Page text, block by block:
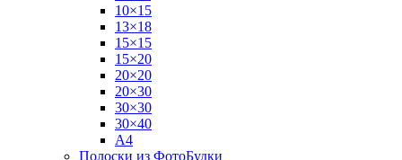
10×15
13×18
15×15
15×20
20×20
20×30
30×30
30×40
A4
Полоски из ФотоБудки